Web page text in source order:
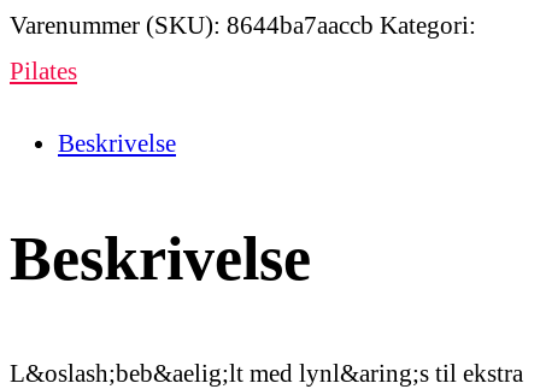
Varenummer (SKU): 8644ba7aaccb Kategori:
Pilates
Beskrivelse
Beskrivelse
L&oslash;beb&aelig;lt med lynl&aring;s til ekstra